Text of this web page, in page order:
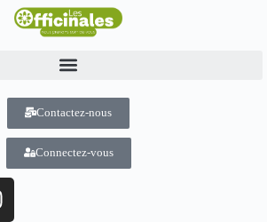
Contactez-nous
Connectez-vous